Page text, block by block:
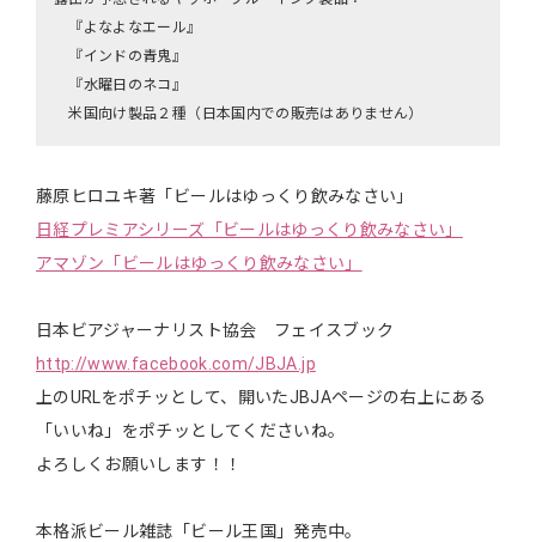
『よなよなエール』
『インドの青鬼』
『水曜日のネコ』
米国向け製品２種（日本国内での販売はありません）
藤原ヒロユキ著「ビールはゆっくり飲みなさい」
日経プレミアシリーズ「ビールはゆっくり飲みなさい」
アマゾン「ビールはゆっくり飲みなさい」
日本ビアジャーナリスト協会 フェイスブック
http://www.facebook.com/JBJA.jp
上のURLをポチッとして、開いたJBJAページの右上にある
「いいね」をポチッとしてくださいね。
よろしくお願いします！！
本格派ビール雑誌「ビール王国」発売中。